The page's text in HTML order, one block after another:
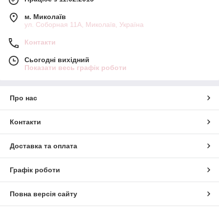
м. Миколаїв
ул. Соборная 11А, Миколаїв, Україна
Контакти
Сьогодні вихідний
Показати весь графік роботи
Про нас
Контакти
Доставка та оплата
Графік роботи
Повна версія сайту